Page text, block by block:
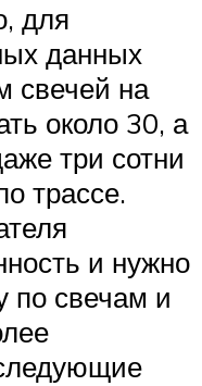
для
данных
свечей на
около 30, а
три сотни
трассе.
и нужно
по свечам и